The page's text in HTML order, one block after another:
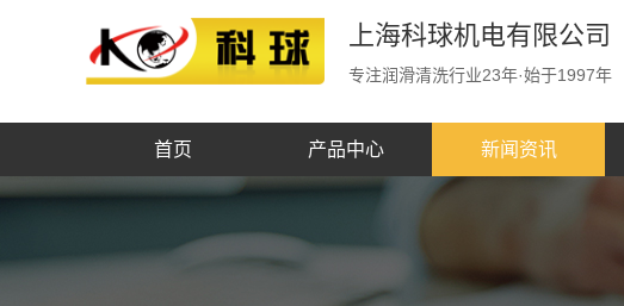
上海科球机电有限公司
专注润滑清洗行业23年·始于1997年
首页 产品中心 新闻资讯